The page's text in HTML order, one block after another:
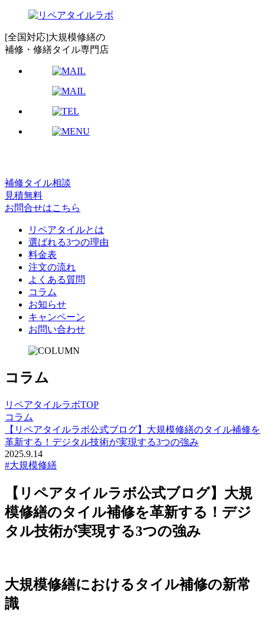
[全国対応]大規模修繕の
補修・修繕タイル専門店
補修タイル相談
見積無料
お問合せはこちら
リペアタイルとは
選ばれる3つの理由
料金表
注文の流れ
よくある質問
コラム
お知らせ
キャンペーン
お問い合わせ
コラム
リペアタイルラボTOP
コラム
【リペアタイルラボ公式ブログ】大規模修繕のタイル補修を
革新する！デジタル技術が実現する3つの強み
2025.9.14
#大規模修繕
【リペアタイルラボ公式ブログ】大規
模修繕のタイル補修を革新する！デジ
タル技術が実現する3つの強み
大規模修繕におけるタイル補修の新常
識